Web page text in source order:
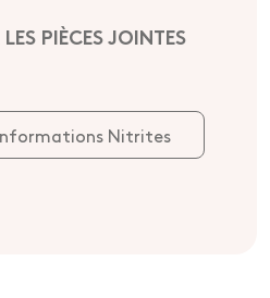
PIÈCES JOINTES
Nitrites